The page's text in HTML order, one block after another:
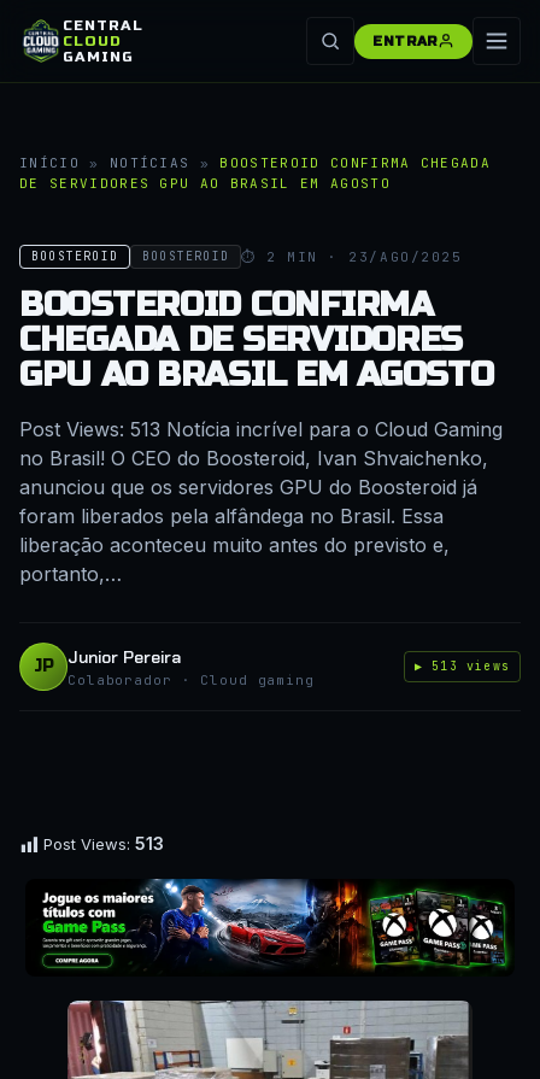
CENTRAL
CLOUD
GAMING
ENTRAR
INÍCIO » NOTÍCIAS » BOOSTEROID CONFIRMA CHEGADA
DE SERVIDORES GPU AO BRASIL EM AGOSTO
BOOSTEROID BOOSTEROID ⏱ 2 MIN · 23/AGO/2025
BOOSTEROID CONFIRMA
CHEGADA DE SERVIDORES
GPU AO BRASIL EM AGOSTO
Post Views: 513 Notícia incrível para o Cloud Gaming
no Brasil! O CEO do Boosteroid, Ivan Shvaichenko,
anunciou que os servidores GPU do Boosteroid já
foram liberados pela alfândega no Brasil. Essa
liberação aconteceu muito antes do previsto e,
portanto,…
JP Junior Pereira
Colaborador · Cloud gaming
▶ 513 views
Post Views: 513